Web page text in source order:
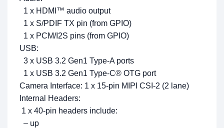
1 x HDMI™ audio output
1 x S/PDIF TX pin (from GPIO)
1 x PCM/I2S pins (from GPIO)
USB:
3 x USB 3.2 Gen1 Type-A ports
1 x USB 3.2 Gen1 Type-C® OTG port
Camera Interface: 1 x 15-pin MIPI CSI-2 (2 lane)
Internal Headers:
1 x 40-pin headers include:
– up